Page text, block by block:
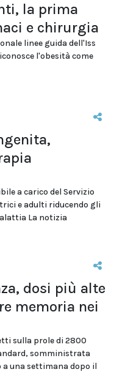
la prima
e chirurgia
linee guida dell'Iss
l'obesità come
a carico del Servizio
e adulti riducendo gli
La notizia
dosi più alte
memoria nei
sulla prole di 2800
somministrata
una settimana dopo il